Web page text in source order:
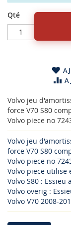
Qté
Volvo jeu
force V70 S80
Volvo piece no
Volvo jeu
force V70 S80
Volvo piece no
Volvo piece utilise
Volvo S80 :
Volvo overig :
Volvo V70 2008-